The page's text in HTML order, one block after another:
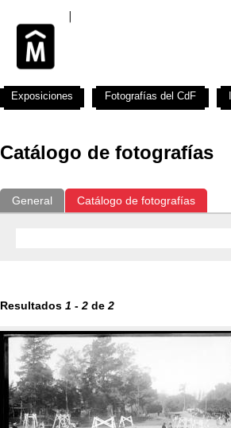
Catálogo de fotografías
General Catálogo de fotografías
Resultados 1 - 2 de 2
Exposiciones Fotografías del CdF